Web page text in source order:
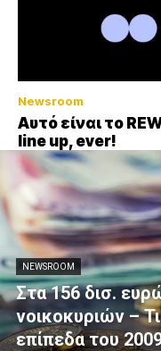
Newsroom
Αυτό είναι το
line up, ever!
NEWSROOM
Στα 156 δισ.
νοικοκυριών –
επίπεδα του